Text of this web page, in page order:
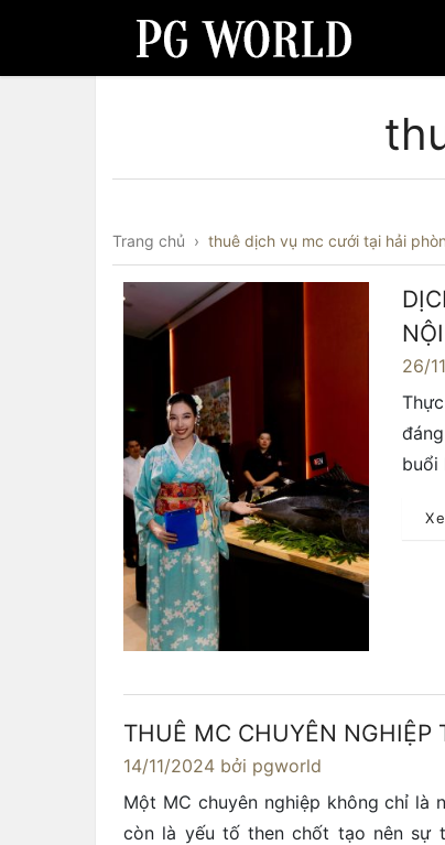
Trang chủ › thuê dịch vụ mc cưới tại hải
NỘI
26/
buổi
THUÊ MC CHUYÊN NGHIỆP
14/11/2024 bởi pgworld
Một MC chuyên nghiệp không chỉ là
còn là yếu tố then chốt tạo nên sự